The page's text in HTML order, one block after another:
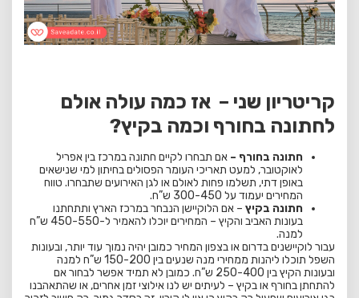
קריטריון שני – אז כמה עולה אולם
לחתונה בחורף וכמה בקיץ?
חתונה בחורף – אם תבחרו לקיים חתונה במרכז בין אפריל
לאוקטובר, למעט תאריכי העומר הפסולים בחיתון למי שנישאים
באופן דתי, תשלמו פחות לאולם או לגן האירועים שתבחרו. טווח
המחירים יעמוד על 300-450 ש”ח.
חתונה בקיץ – אם הלוקיישן הנבחר במרכז הארץ ותתחתנו
בעונות האביב והקיץ – המחירים יוכלו להאמיר ל-450-550 ש”ח
למנה.
עבור לוקיישנים בדרום או בצפון המחיר כמובן יהיה נמוך עוד יותר, ובעונות
השפל תוכלו ליהנות ממחירי מנה שנעים בין 150-200 ש”ח למנה
ובעונות הקיץ בין 250-400 ש”ח. כמובן לא תמיד אפשר לבחור אם
להתחתן בחורף או בקיץ – לעיתים יש לנו אילוצי זמן אחרים, או שהתאהבנו